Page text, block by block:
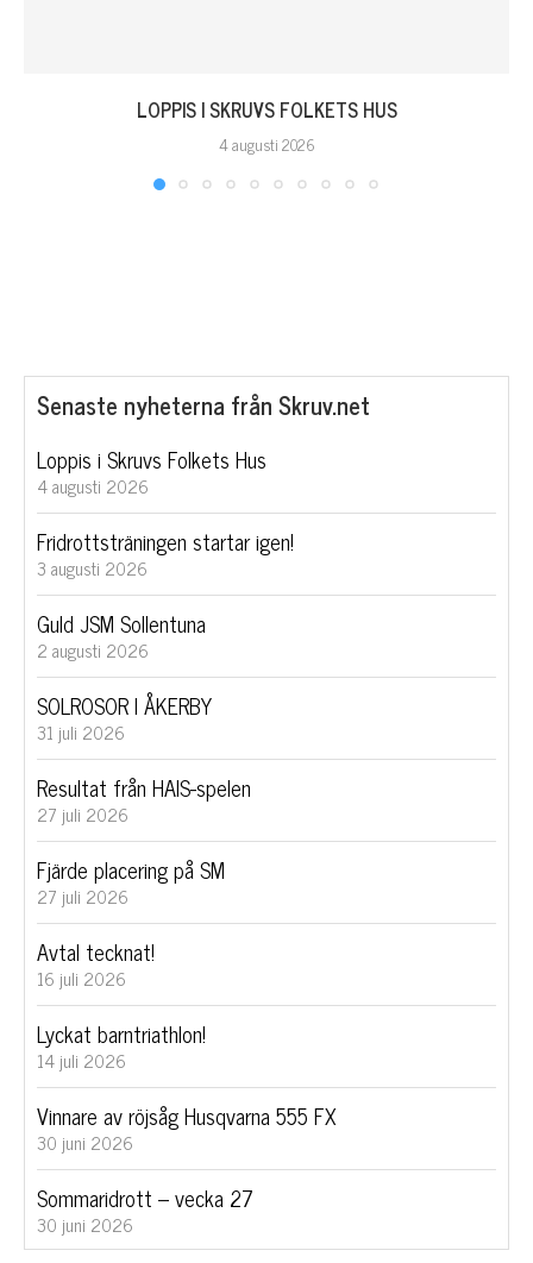
LOPPIS I SKRUVS FOLKETS HUS
4 augusti 2026
Senaste nyheterna från Skruv.net
Loppis i Skruvs Folkets Hus
4 augusti 2026
Fridrottsträningen startar igen!
3 augusti 2026
Guld JSM Sollentuna
2 augusti 2026
SOLROSOR I ÅKERBY
31 juli 2026
Resultat från HAIS-spelen
27 juli 2026
Fjärde placering på SM
27 juli 2026
Avtal tecknat!
16 juli 2026
Lyckat barntriathlon!
14 juli 2026
Vinnare av röjsåg Husqvarna 555 FX
30 juni 2026
Sommaridrott – vecka 27
30 juni 2026